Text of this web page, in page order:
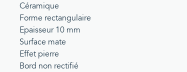
Céramique
Forme rectangulaire
Epaisseur 10 mm
Surface mate
Effet pierre
Bord non rectifié